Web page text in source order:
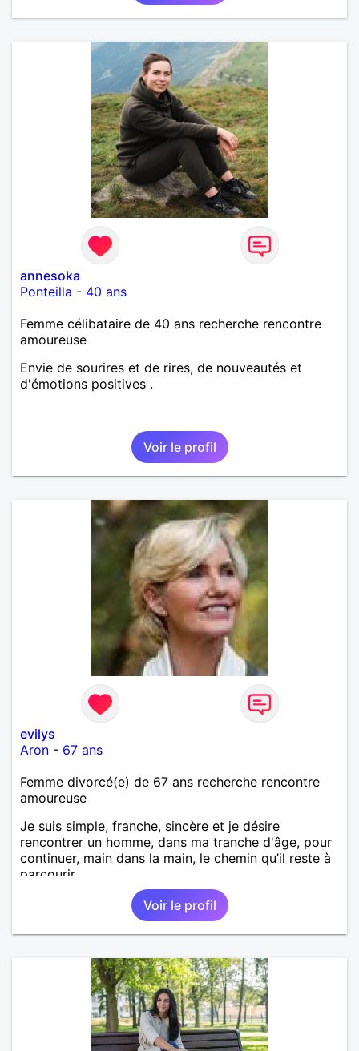
annesoka
Ponteilla - 40 ans
Femme célibataire de 40 ans recherche rencontre
amoureuse
Envie de sourires et de rires, de nouveautés et
d'émotions positives .
Voir le profil
evilys
Aron - 67 ans
Femme divorcé(e) de 67 ans recherche rencontre
amoureuse
Je suis simple, franche, sincère et je désire
rencontrer un homme, dans ma tranche d'âge, pour
continuer, main dans la main, le chemin qu’il reste à
parcourir.
Voir le profil